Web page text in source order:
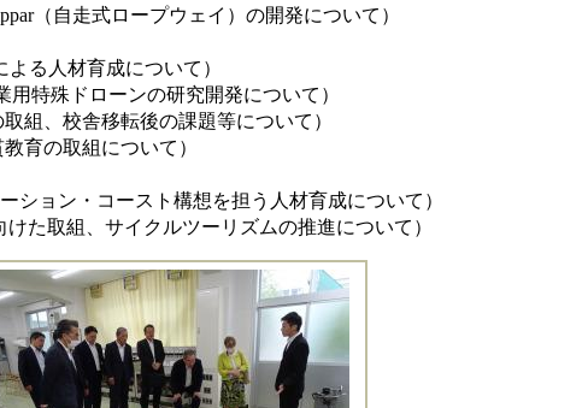
（自走式ロープウェイ）の開発について）
る人材育成について）
特殊ドローンの研究開発について）
組、校舎移転後の課題等について）
育の取組について）
ョン・コースト構想を担う人材育成について）
取組、サイクルツーリズムの推進について）